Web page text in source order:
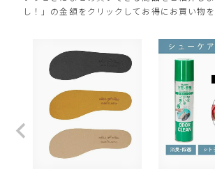
LL(24.5cm)
XL(25.0cm)
残りわずか
し！」の金額をクリックしてお得にお買い物を